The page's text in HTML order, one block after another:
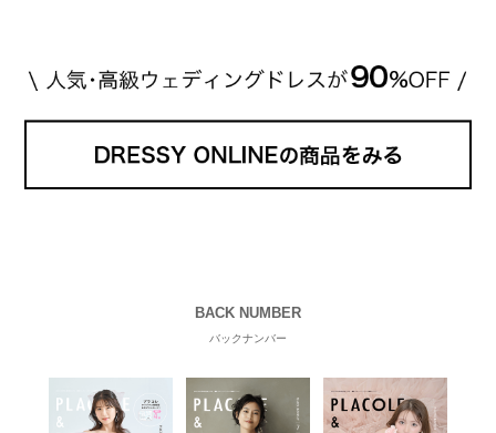
BACK NUMBER
バックナンバー